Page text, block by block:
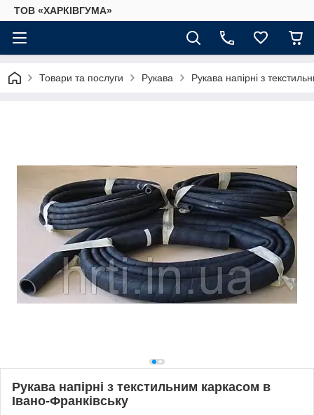
ТОВ «ХАРКІВГУМА»
Товари та послуги Рукава Рукава напірні з
Рукава напірні з текстильним каркасом в
Івано-Франківську